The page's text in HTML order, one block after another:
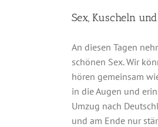
Sex, Kuscheln
An diesen Tagen
schönen Sex. Wir
hören gemeinsam
in die Augen und
Umzug nach
und am Ende nur